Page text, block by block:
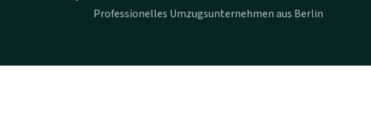
Professionelles Umzugsunternehmen aus Berlin